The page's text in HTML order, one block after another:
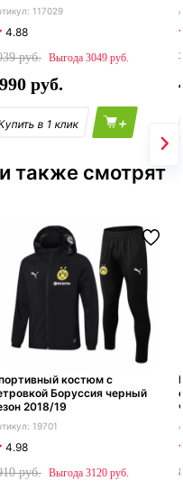
117029
4.88
3049
+
также смотрят
костюм с
Боруссия черный
2018/19
19701
4.98
3120